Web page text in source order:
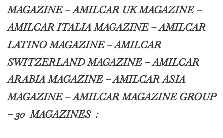
MAGAZINE – AMILCAR UK MAGAZINE –
AMILCAR ITALIA MAGAZINE – AMILCAR
LATINO MAGAZINE – AMILCAR
SWITZERLAND MAGAZINE – AMILCAR
ARABIA MAGAZINE – AMILCAR ASIA
MAGAZINE – AMILCAR MAGAZINE GROUP
– 30 MAGAZINES :